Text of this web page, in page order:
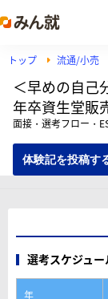
トップ 流通/小売
＜早めの自己
年卒資生堂販
面接・選考フロー・
体験記を投稿す
選考スケジュー
年